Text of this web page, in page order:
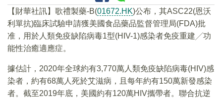
【財華社訊】歌禮製藥-B(01672.HK)公布，其ASC22(恩沃
利單抗)臨床試驗申請獲美國食品藥品監督管理局(FDA)批
准，用於人類免疫缺陷病毒1型(HIV-1)感染者免疫重建╱功
能性治癒適應症。
據估計，2020年全球約有3,770萬人類免疫缺陷病毒(HIV)感
染者，約有68萬人死於艾滋病，且每年約有150萬新發感染
者。截至2019年底，美國約有120萬HIV攜帶者。聯合抗逆